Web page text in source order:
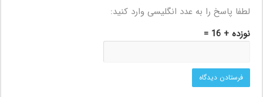
لطفا پاسخ را به عدد انگلیسی وارد کنید:
نوزده + 16 =